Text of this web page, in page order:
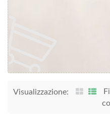
Visualizzazione: